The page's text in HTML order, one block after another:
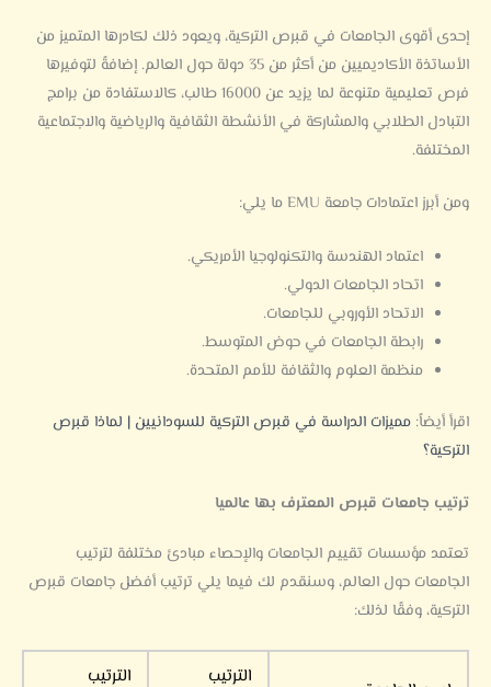
إحدى أقوى الجامعات في قبرص التركية، ويعود ذلك لكادرها المتميز من
الأساتذة الأكاديميين من أكثر من 35 دولة حول العالم. إضافةً لتوفيرها
فرص تعليمية متنوعة لما يزيد عن 16000 طالب، كالاستفادة من برامج
التبادل الطلابي والمشاركة في الأنشطة الثقافية والرياضية والاجتماعية
المختلفة.
ومن أبرز اعتمادات جامعة EMU ما يلي:
اعتماد الهندسة والتكنولوجيا الأمريكي.
اتحاد الجامعات الدولي.
الاتحاد الأوروبي للجامعات.
رابطة الجامعات في حوض المتوسط.
منظمة العلوم والثقافة للأمم المتحدة.
اقرأ أيضاً: مميزات الدراسة في قبرص التركية للسودانيين | لماذا قبرص
التركية؟
ترتيب جامعات قبرص المعترف بها عالميا
تعتمد مؤسسات تقييم الجامعات والإحصاء مبادئ مختلفة لترتيب
الجامعات حول العالم، وسنقدم لك فيما يلي ترتيب أفضل جامعات قبرص
التركية، وفقًا لذلك:
الترتيب
الترتيب